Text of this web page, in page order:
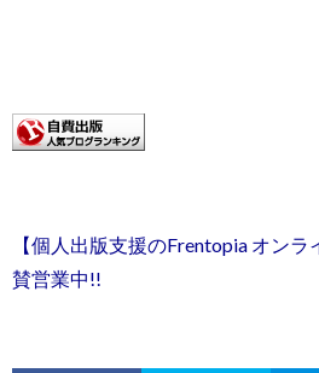
【個人出版支援のFrentopia オン
賛営業中!!